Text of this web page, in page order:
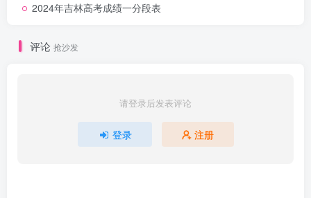
2024年吉林高考成绩一分段表
评论 抢沙发
请登录后发表评论
登录 注册